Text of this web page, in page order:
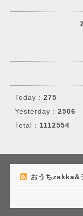
Today : 275
Yesterday : 2506
Total : 1112554
おうち